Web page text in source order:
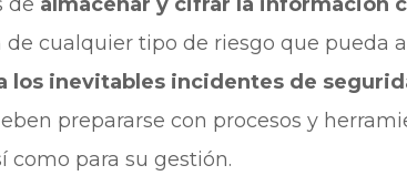
de cualquier tipo de riesgo que pueda
los inevitables incidentes de
prepararse con procesos y
como para su gestión.